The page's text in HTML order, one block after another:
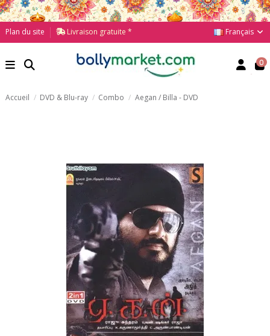
Plan du site Livraison gratuite * Français
0
Accueil DVD & Blu-ray Combo Aegan / Billa - DVD